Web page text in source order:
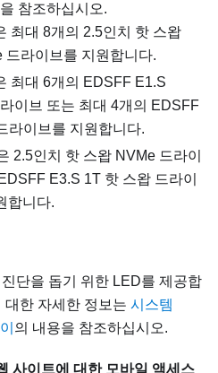
참조하십시오.
최대 8개의 2.5인치 핫 스왑
드라이브를 지원합니다.
최대 6개의 EDSFF E1.S
이브 또는 최대 4개의 EDSFF
라이브를 지원합니다.
2.5인치 핫 스왑 NVMe 드라이
E3.S 1T 핫 스왑 드라이
합니다.
단을 돕기 위한 LED를 제공합
대한 자세한 정보는 시스템
의 내용을 참조하십시오.
사이트에 대한 모바일 액세스